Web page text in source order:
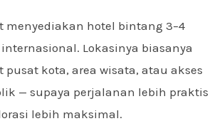
menyediakan hotel bintang 3–4
Lokasinya biasanya
pusat kota, area wisata, atau akses
— supaya perjalanan lebih praktis
lebih maksimal.